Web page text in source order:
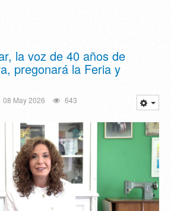
la voz de 40 años de
pregonará la Feria y
08 May 2026 643